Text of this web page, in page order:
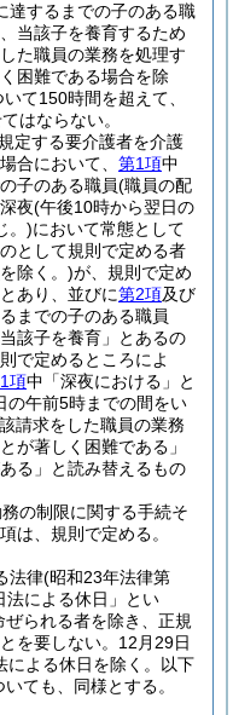
達するまでの子のある職
当該子を養育するため
た職員の業務を処理す
困難である場合を除
て150時間を超えて、
はならない。
定する要介護者を介護
合において、 第1項中
子のある職員(職員の配
夜(午後10時から翌日の
。)において常態として
として規則で定める者
除く。)が、規則で定め
あり、並びに第2項及び
までの子のある職員
該子を養育」とあるの
で定めるところによ
項中「深夜における」と
の午前5時までの間をい
請求をした職員の業務
が著しく困難である」
る」と読み替えるもの
の制限に関する手続そ
は、規則で定める。
法律(昭和23年法律第
法による休日」とい
られる者を除き、正規
を要しない。 12月29日
による休日を除く。以下
いても、同様とする。